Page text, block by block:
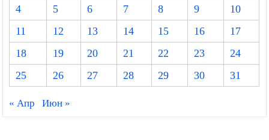
4
5 6 7 8 9
10
11
12 13 14 15 16
17
18
19 20 21 22 23
24
25
26 27 28 29 30 31
« Апр Июн »